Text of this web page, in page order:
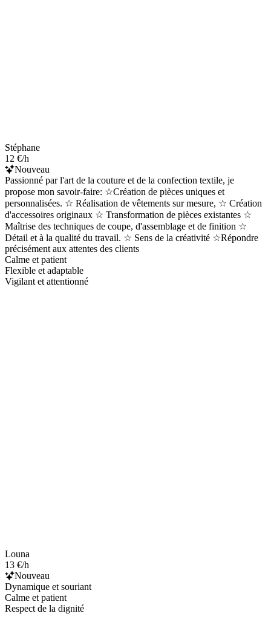
Stéphane
12 €/h
Nouveau
Passionné par l'art de la couture et de la confection textile, je
propose mon savoir-faire: ☆Création de pièces uniques et
personnalisées. ☆ Réalisation de vêtements sur mesure, ☆ Création
d'accessoires originaux ☆ Transformation de pièces existantes ☆
Maîtrise des techniques de coupe, d'assemblage et de finition ☆
Détail et à la qualité du travail. ☆ Sens de la créativité ☆Répondre
précisément aux attentes des clients
Calme et patient
Flexible et adaptable
Vigilant et attentionné
Louna
13 €/h
Nouveau
Dynamique et souriant
Calme et patient
Respect de la dignité